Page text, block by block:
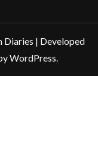
Diaries | Developed
WordPress.